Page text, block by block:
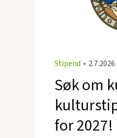
Stipend • 2.7.2026
Søk om
for 2027!